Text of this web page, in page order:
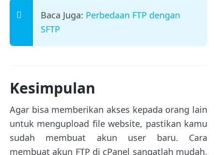
Baca Juga: Perbedaan FTP dengan
SFTP
Kesimpulan
Agar bisa memberikan akses kepada orang lain
untuk mengupload file website, pastikan kamu
sudah membuat akun user baru. Cara
membuat akun FTP di cPanel sangatlah mudah.